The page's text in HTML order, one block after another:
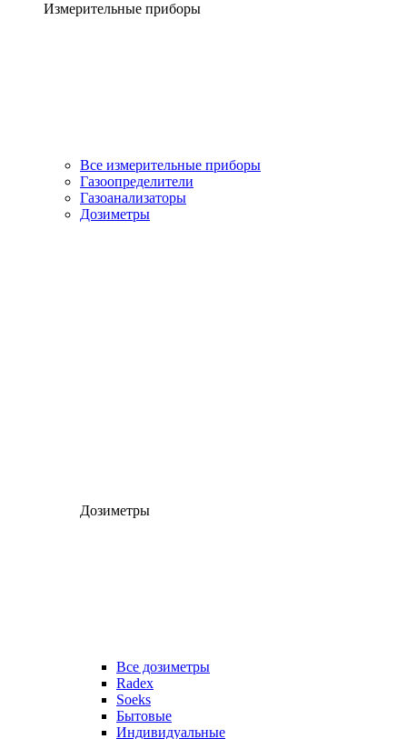
Измерительные приборы
Все измерительные приборы
Газоопределители
Газоанализаторы
Дозиметры
Дозиметры
Все дозиметры
Radex
Soeks
Бытовые
Индивидуальные